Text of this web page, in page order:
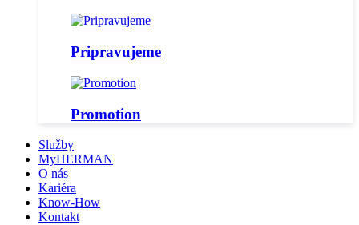
Pripravujeme
Promotion
Služby
MyHERMAN
O nás
Kariéra
Know-How
Kontakt